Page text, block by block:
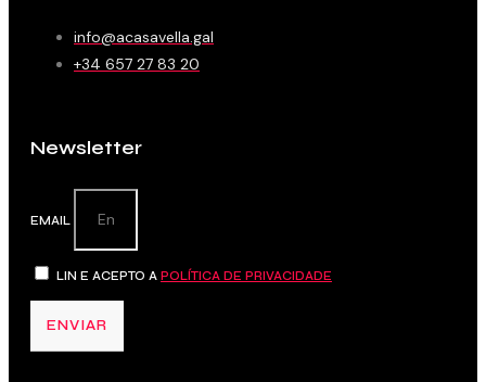
info@acasavella.gal
+34 657 27 83 20
Newsletter
EMAIL
LIN E ACEPTO A POLÍTICA DE PRIVACIDADE
ENVIAR